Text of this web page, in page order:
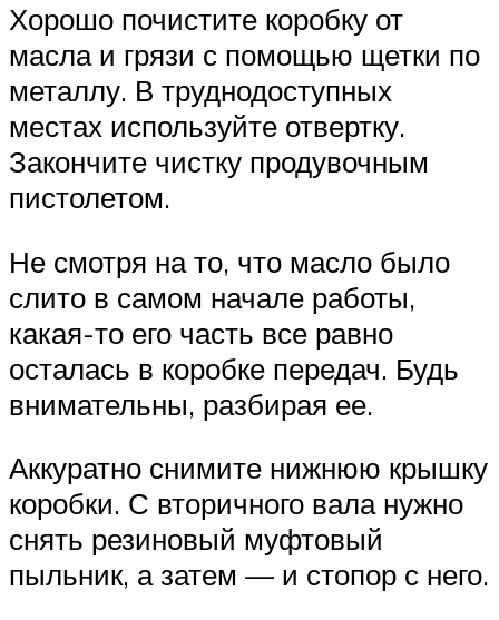
Хорошо почистите коробку от
масла и грязи с помощью щетки по
металлу. В труднодоступных
местах используйте отвертку.
Закончите чистку продувочным
пистолетом.
Не смотря на то, что масло было
слито в самом начале работы,
какая-то его часть все равно
осталась в коробке передач. Будь
внимательны, разбирая ее.
Аккуратно снимите нижнюю крышку
коробки. С вторичного вала нужно
снять резиновый муфтовый
пыльник, а затем — и стопор с него.